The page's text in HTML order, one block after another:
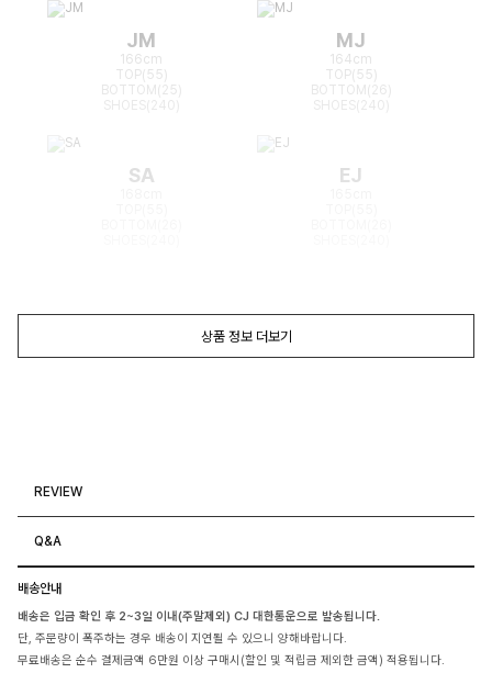
JM
166cm
TOP(55)
BOTTOM(25)
MJ
164cm
TOP(55)
BOTTOM(26)
SA EJ
상품 정보 더보기
REVIEW
Q&A
배송안내
배송은 입금 확인 후 2~3일 이내(주말제외) CJ 대한통운으로 발송됩니다.
단, 주문량이 폭주하는 경우 배송이 지연될 수 있으니 양해바랍니다.
무료배송은 순수 결제금액 6만원 이상 구매시(할인 및 적립금 제외한 금액) 적용됩니다.